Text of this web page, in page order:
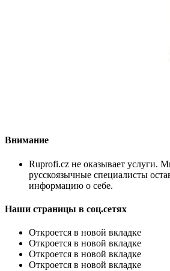
Внимание
Ruprofi.cz не оказывает услуги.
русскоязычные специалисты
информацию о себе.
Наши страницы в соц.сетях
Откроется в новой вкладке
Откроется в новой вкладке
Откроется в новой вкладке
Откроется в новой вкладке